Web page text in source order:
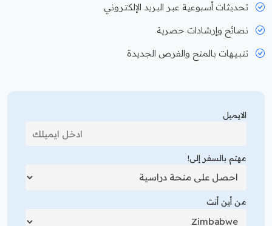
تحديثات أسبوعية عبر البريد الإلكتروني
نصائح وإرشادات حصرية
تنبيهات بالمنح والفرص الجديدة
الايميل
مهتم بالسفر إلى!
من أين أنت